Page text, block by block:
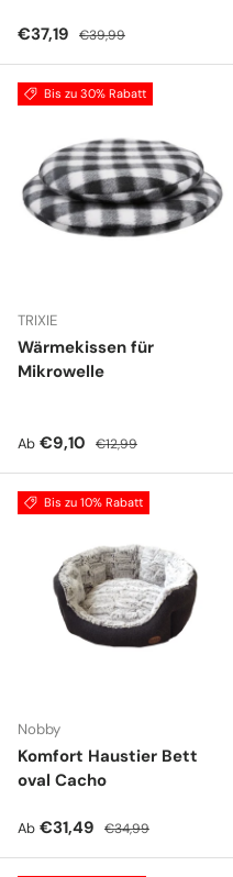
Verkaufspreis
€37,19 Normaler Preis
€39,99
Bis zu 30% Rabatt
TRIXIE
Wärmekissen für
Mikrowelle
Verkaufspreis
Ab €9,10 Normaler Preis
€12,99
Bis zu 10% Rabatt
Nobby
Komfort Haustier Bett
oval Cacho
Verkaufspreis
Ab €31,49 Normaler Preis
€34,99